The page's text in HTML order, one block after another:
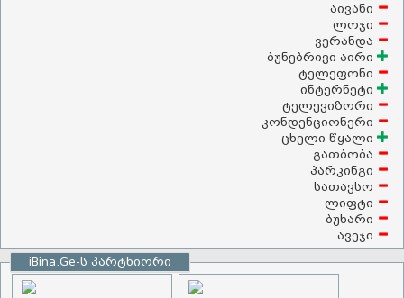
აივანი
ლოჯი
ვერანდა
ბუნებრივი აირი
ტელეფონი
ინტერნეტი
ტელევიზორი
კონდენციონერი
ცხელი წყალი
გათბობა
პარკინგი
სათავსო
ლიფტი
ბუხარი
ავეჯი
iBina.Ge-ს პარტნიორი